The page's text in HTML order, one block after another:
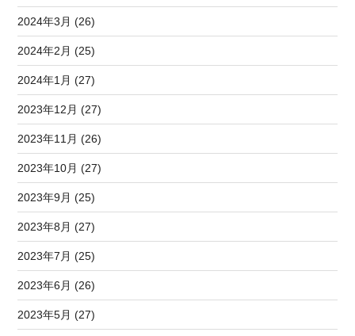
2024年3月 (26)
2024年2月 (25)
2024年1月 (27)
2023年12月 (27)
2023年11月 (26)
2023年10月 (27)
2023年9月 (25)
2023年8月 (27)
2023年7月 (25)
2023年6月 (26)
2023年5月 (27)